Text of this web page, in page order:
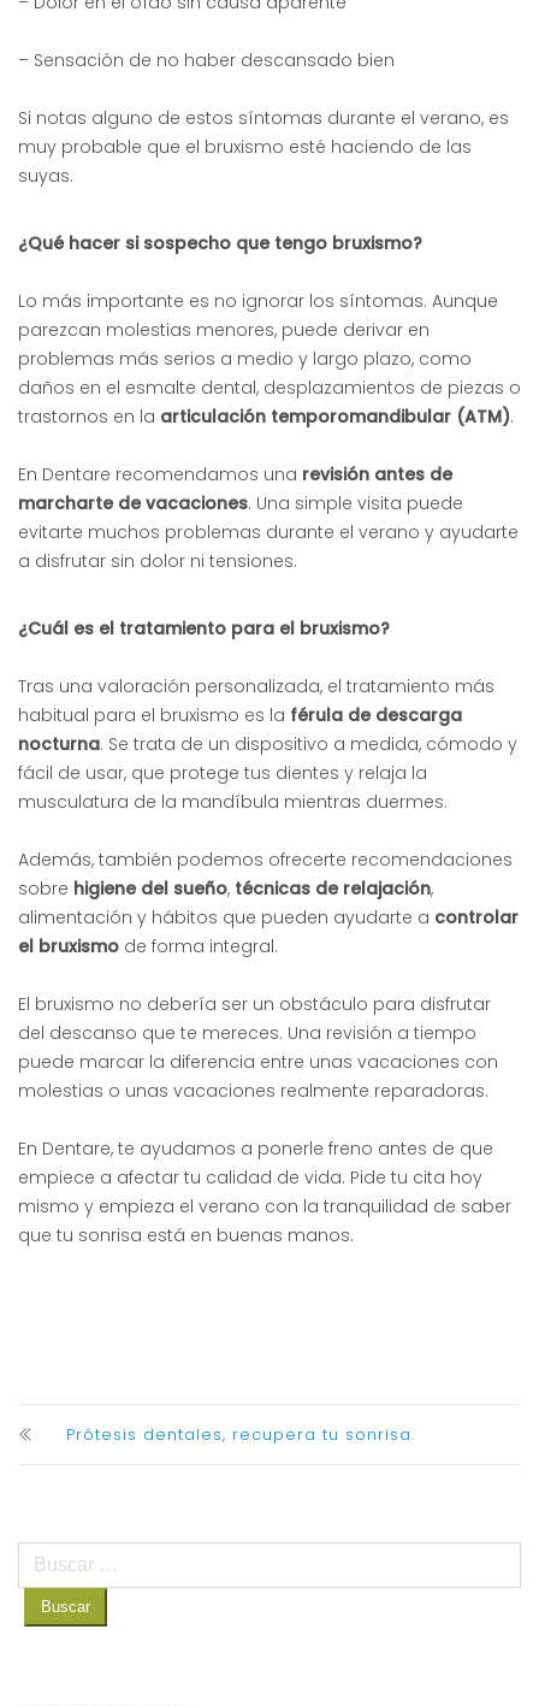
– Sensación de no haber descansado bien
Si notas alguno de estos síntomas durante el verano, es
muy probable que el bruxismo esté haciendo de las
suyas.
¿Qué hacer si sospecho que tengo bruxismo?
Lo más importante es no ignorar los síntomas. Aunque
parezcan molestias menores, puede derivar en
problemas más serios a medio y largo plazo, como
daños en el esmalte dental, desplazamientos de piezas o
trastornos en la articulación temporomandibular (ATM).
En Dentare recomendamos una revisión antes de
marcharte de vacaciones. Una simple visita puede
evitarte muchos problemas durante el verano y ayudarte
a disfrutar sin dolor ni tensiones.
¿Cuál es el tratamiento para el bruxismo?
Tras una valoración personalizada, el tratamiento más
habitual para el bruxismo es la férula de descarga
nocturna. Se trata de un dispositivo a medida, cómodo y
fácil de usar, que protege tus dientes y relaja la
musculatura de la mandíbula mientras duermes.
Además, también podemos ofrecerte recomendaciones
sobre higiene del sueño, técnicas de relajación,
alimentación y hábitos que pueden ayudarte a controlar
el bruxismo de forma integral.
El bruxismo no debería ser un obstáculo para disfrutar
del descanso que te mereces. Una revisión a tiempo
puede marcar la diferencia entre unas vacaciones con
molestias o unas vacaciones realmente reparadoras.
En Dentare, te ayudamos a ponerle freno antes de que
empiece a afectar tu calidad de vida. Pide tu cita hoy
mismo y empieza el verano con la tranquilidad de saber
que tu sonrisa está en buenas manos.
Prótesis dentales, recupera tu sonrisa.